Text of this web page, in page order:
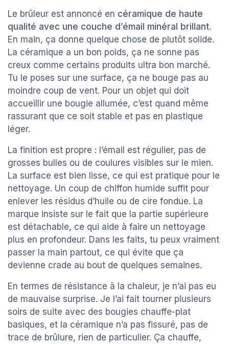
Le brûleur est annoncé en céramique de haute
qualité avec une couche d’émail minéral brillant.
En main, ça donne quelque chose de plutôt solide.
La céramique a un bon poids, ça ne sonne pas
creux comme certains produits ultra bon marché.
Tu le poses sur une surface, ça ne bouge pas au
moindre coup de vent. Pour un objet qui doit
accueillir une bougie allumée, c’est quand même
rassurant que ce soit stable et pas en plastique
léger.
La finition est propre : l’émail est régulier, pas de
grosses bulles ou de coulures visibles sur le mien.
La surface est bien lisse, ce qui est pratique pour le
nettoyage. Un coup de chiffon humide suffit pour
enlever les résidus d’huile ou de cire fondue. La
marque insiste sur le fait que la partie supérieure
est détachable, ce qui aide à faire un nettoyage
plus en profondeur. Dans les faits, tu peux vraiment
passer la main partout, ce qui évite que ça
devienne crade au bout de quelques semaines.
En termes de résistance à la chaleur, je n’ai pas eu
de mauvaise surprise. Je l’ai fait tourner plusieurs
soirs de suite avec des bougies chauffe-plat
basiques, et la céramique n’a pas fissuré, pas de
trace de brûlure, rien de particulier. Ça chauffe,